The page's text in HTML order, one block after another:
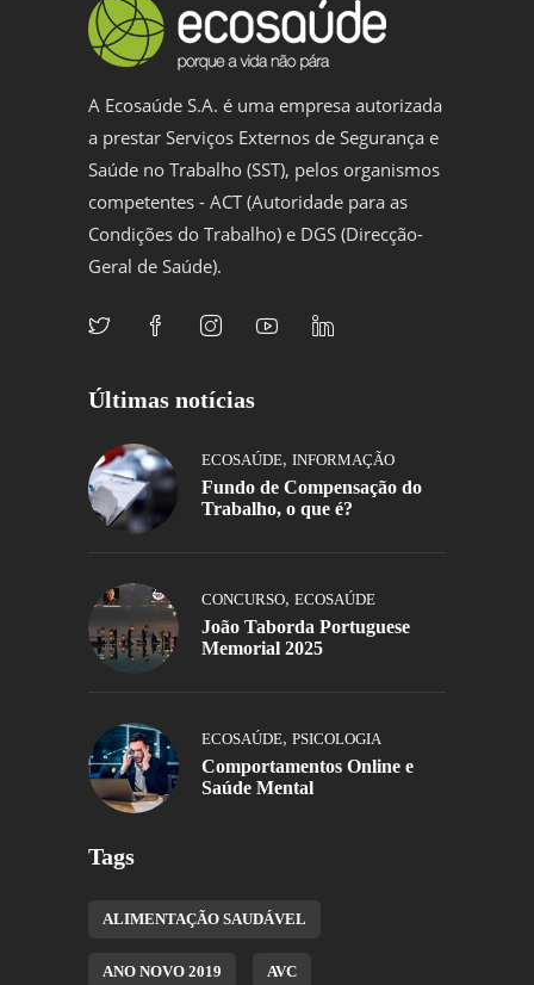
A Ecosaúde S.A. é uma empresa autorizada
a prestar Serviços Externos de Segurança e
Saúde no Trabalho (SST), pelos organismos
competentes - ACT (Autoridade para as
Condições do Trabalho) e DGS (Direcção-
Geral de Saúde).
Últimas notícias
ECOSAÚDE, INFORMAÇÃO
Fundo de Compensação do
Trabalho, o que é?
CONCURSO, ECOSAÚDE
João Taborda Portuguese
Memorial 2025
ECOSAÚDE, PSICOLOGIA
Comportamentos Online e
Saúde Mental
Tags
ALIMENTAÇÃO SAUDÁVEL
ANO NOVO 2019 AVC